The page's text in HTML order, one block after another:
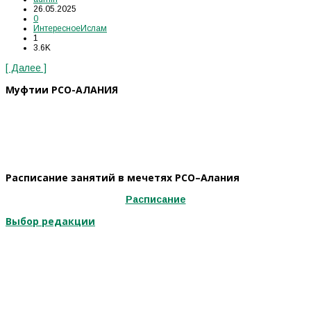
26.05.2025
0
ИнтересноеИслам
1
3.6K
[ Далее ]
Муфтии РСО-АЛАНИЯ
Расписание занятий в мечетях РСО–Алания
Расписание
Выбор редакции